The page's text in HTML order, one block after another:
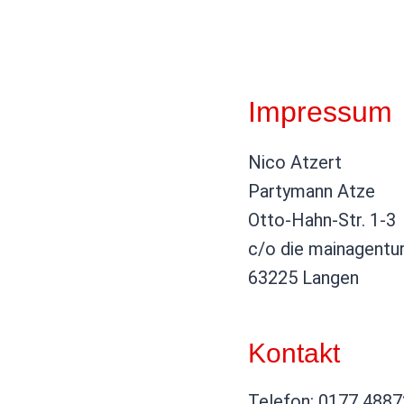
Impressum
Nico Atzert
Partymann Atze
Otto-Hahn-Str. 1-3
c/o die mainagentur
63225 Langen
Kontakt